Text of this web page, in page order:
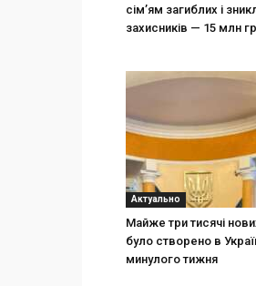
сім’ям загиблих і
захисників — 15 млн
Актуально
Майже три тисячі
було створено в
минулого тижня